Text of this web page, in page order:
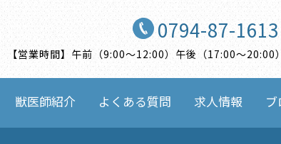
0794-87-1613
【営業時間】午前（9:00〜12:00）午後（17:00〜
獣医師紹介 よくある質問 求人情報